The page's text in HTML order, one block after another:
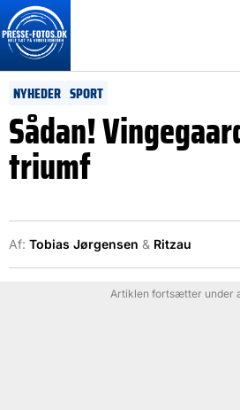
NYHEDER SPORT
Sådan!
triumf
Af: Tobias Jørgensen & Ritzau
Artiklen fortsætter under